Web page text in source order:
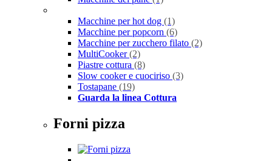
Macchine per hot dog (1)
Macchine per popcorn (6)
Macchine per zucchero filato (2)
MultiCooker(2)
Piastre cottura (8)
Slow cooker e cuociriso (3)
Tostapane (19)
Guarda la linea Cottura
Forni pizza